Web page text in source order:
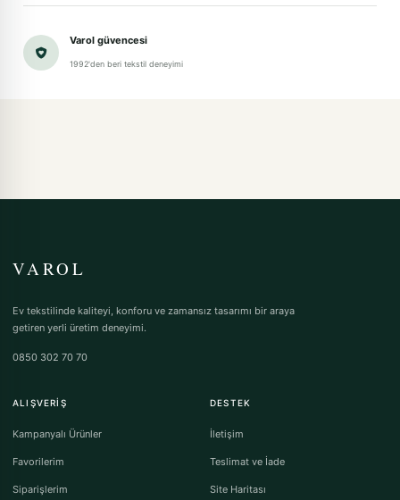
Varol güvencesi
1992'den beri tekstil deneyimi
VAROL
Ev tekstilinde kaliteyi, konforu ve zamansız tasarımı bir araya
getiren yerli üretim deneyimi.
0850 302 70 70
ALIŞVERIŞ
Kampanyalı Ürünler
Favorilerim
Siparişlerim
DESTEK
İletişim
Teslimat ve İade
Site Haritası